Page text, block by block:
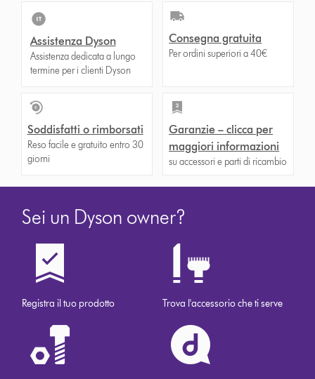
Assistenza Dyson
Assistenza dedicata a lungo
termine per i clienti Dyson
Consegna gratuita
Per ordini superiori a 40€
Soddisfatti o rimborsati
Reso facile e gratuito entro 30
giorni
Garanzie – clicca per
maggiori informazioni
su accessori e parti di ricambio
Sei un Dyson owner?
Registra il tuo prodotto Trova l'accessorio che ti serve